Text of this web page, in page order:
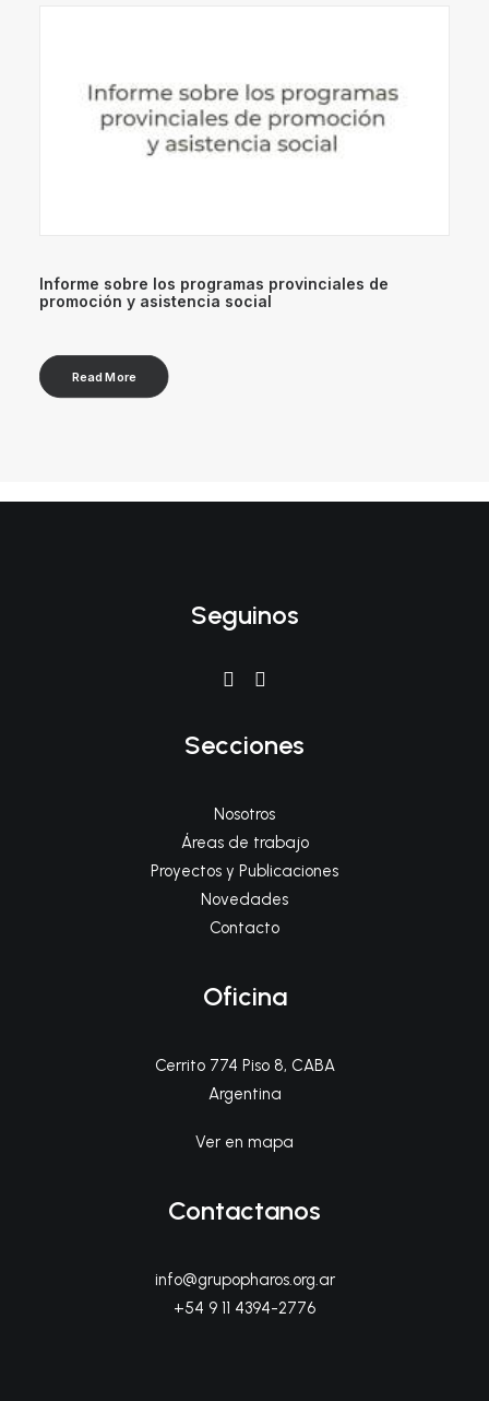
Informe sobre los programas provinciales de
promoción y asistencia social
Read More
Seguinos
Secciones
Nosotros
Áreas de trabajo
Proyectos y Publicaciones
Novedades
Contacto
Oficina
Cerrito 774 Piso 8, CABA
Argentina
Ver en mapa
Contactanos
info@grupopharos.org.ar
+54 9 11 4394-2776